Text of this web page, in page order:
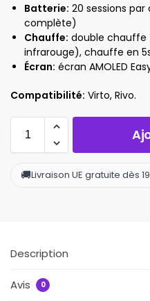
Batterie: 20 sessions
complète)
Chauffe: double chauffe
infrarouge), chauffe en
Écran: écran AMOLED
Compatibilité: Virto, Rivo.
🚚Livraison UE gratuite dès
Description
Avis 0